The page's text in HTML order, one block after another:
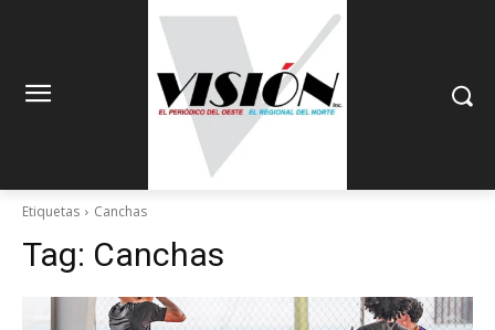
Etiquetas Canchas
Tag: Canchas